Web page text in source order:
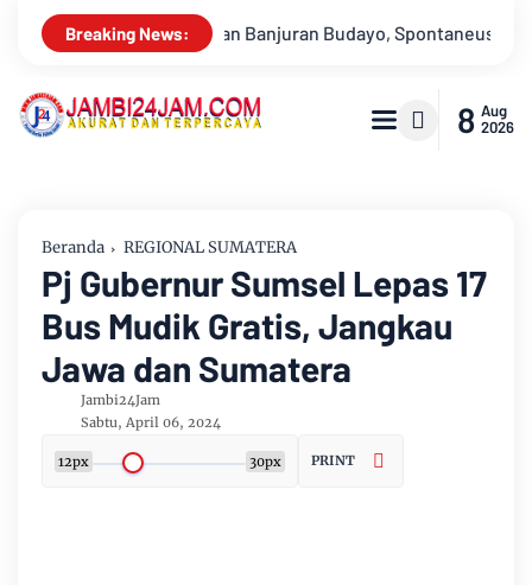
Breaking News:
Band Raih Juara 2 Drs Sabar Siagian, Dari
8 Aug
2026
Beranda REGIONAL SUMATERA
Pj Gubernur Sumsel Lepas 17
Bus Mudik Gratis, Jangkau
Jawa dan Sumatera
Jambi24Jam
Sabtu, April 06, 2024
12px 30px PRINT